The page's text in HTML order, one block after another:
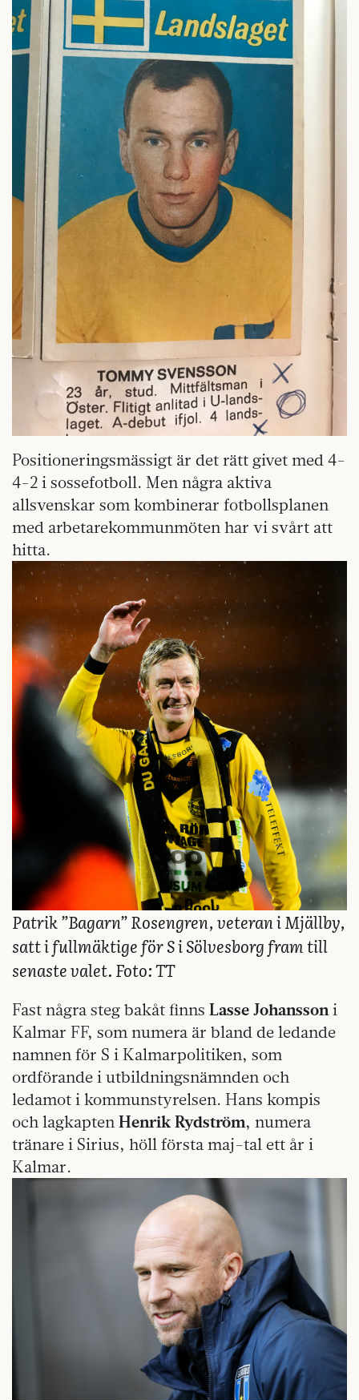
Positioneringsmässigt är det rätt givet med 4-
4-2 i sossefotboll. Men några aktiva
allsvenskar som kombinerar fotbollsplanen
med arbetarekommunmöten har vi svårt att
hitta.
Patrik ”Bagarn” Rosengren, veteran i Mjällby,
satt i fullmäktige för S i Sölvesborg fram till
senaste valet. Foto: TT
Fast några steg bakåt finns Lasse Johanssoni
Kalmar FF, som numera är bland de ledande
namnen för S i Kalmarpolitiken, som
ordförande i utbildningsnämnden och
ledamot i kommunstyrelsen. Hans kompis
och lagkaptenHenrik Rydström, numera
tränare i Sirius, höll första maj-tal ett år i
Kalmar.